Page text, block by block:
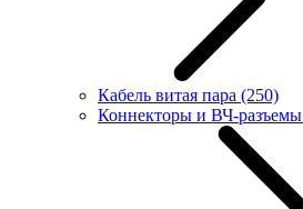
Кабель витая пара (250)
Коннекторы и ВЧ-разъемы